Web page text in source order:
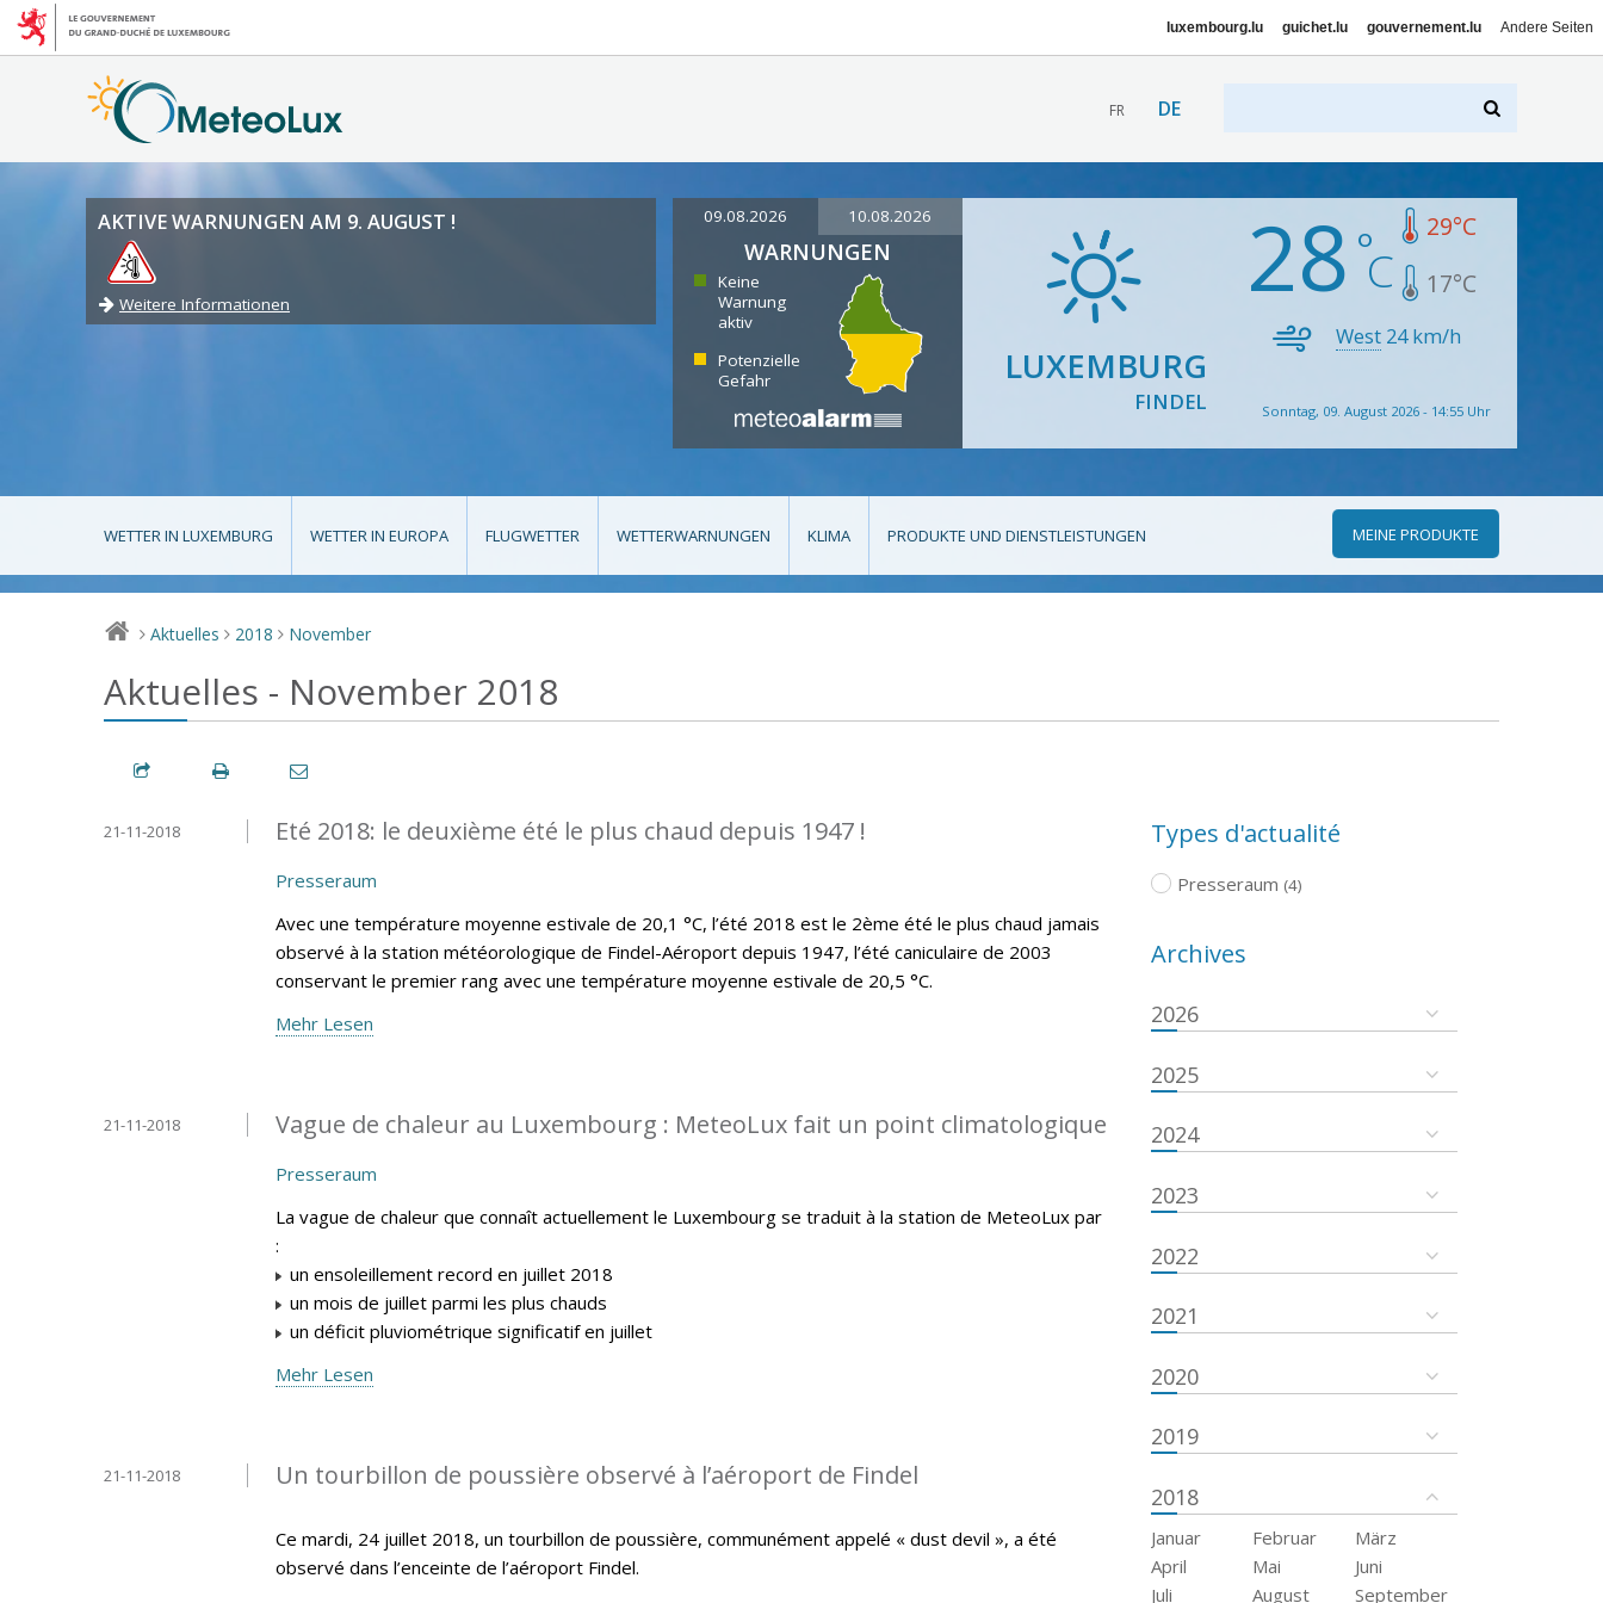
luxembourg.lu guichet.lu gouvernement.lu Andere Seiten
FR DE
AKTIVE WARNUNGEN AM 9. AUGUST !
Weitere Informationen
09.08.2026 10.08.2026
WARNUNGEN
Keine
Warnung
aktiv
Potenzielle
Gefahr
LUXEMBURG
FINDEL
28 29°C
17°C
West 24km/h
Sonntag, 09. August 2026 - 14:55 Uhr
WETTER IN LUXEMBURG WETTER IN EUROPA FLUGWETTER WETTERWARNUNGEN KLIMA PRODUKTE UND DIENSTLEISTUNGEN MEINE PRODUKTE
> Aktuelles > 2018 > November
Aktuelles - November 2018
Eté 2018: le deuxième été le plus chaud depuis 1947 !
21-11-2018
Presseraum
Avec une température moyenne estivale de 20,1 °C, l’été 2018 est le 2ème été le plus chaud jamais
observé à la station météorologique de Findel-Aéroport depuis 1947, l’été caniculaire de 2003
conservant le premier rang avec une température moyenne estivale de 20,5 °C.
Mehr Lesen
Vague de chaleur au Luxembourg : MeteoLux fait un point climatologique
21-11-2018
Presseraum
La vague de chaleur que connaît actuellement le Luxembourg se traduit à la station de MeteoLux par
:
un ensoleillement record en juillet 2018
un mois de juillet parmi les plus chauds
un déficit pluviométrique significatif en juillet
Mehr Lesen
Un tourbillon de poussière observé à l’aéroport de Findel
21-11-2018
Ce mardi, 24 juillet 2018, un tourbillon de poussière, communément appelé « dust devil », a été
observé dans l’enceinte de l’aéroport Findel.
Types d'actualité
Presseraum (4)
Archives
2026
2025
2024
2023
2022
2021
2020
2019
2018
Januar Februar
März
April
Mai
Juni
Juli
August September